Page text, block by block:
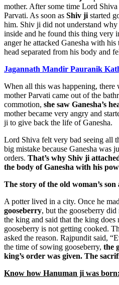
mother. After some time Lord
Parvati. As soon as Shiv ji started
him. Shiv ji did not understand
inside and he found this thing very
anger he attacked Ganesha with
head separated from his body and
Jagannath Mandir Pauranik
When all this was happening, there
mother Parvati came out of the
commotion, she saw Ganesha’s
mother became very angry and
ji to give back the life of Ganesha.
Lord Shiva felt very bad seeing all
big mistake because Ganesha was
orders. That’s why Shiv ji
the body of Ganesha with his
The story of the old woman’s son
A potter lived in a city. Once he
gooseberry, but the gooseberry
the king and said that the king
gooseberry is not getting cooked.
asked the reason. Rajpundit said,
the time of sowing gooseberry, the
king’s order was given. The
Know how Hanuman ji was